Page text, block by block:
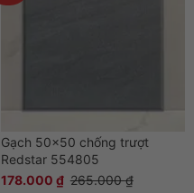
Gạch 50×50 chống trượt
Redstar 554805
178.000 ₫ 265.000₫